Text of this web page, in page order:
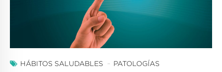
HÁBITOS SALUDABLES PATOLOGÍAS